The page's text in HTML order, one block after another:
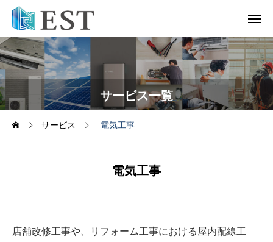
サービス一覧
サービス 電気工事
電気工事
店舗改修工事や、リフォーム工事における屋内配線工